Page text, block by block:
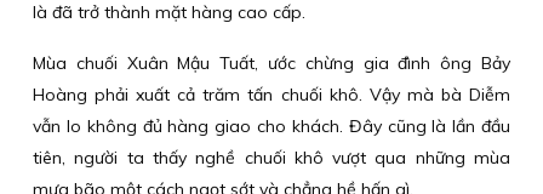
là đã trở thành mặt hàng cao cấp.
Mùa chuối Xuân Mậu Tuất, ước chừng gia đình ông Bảy
Hoàng phải xuất cả trăm tấn chuối khô. Vậy mà bà Diễm
vẫn lo không đủ hàng giao cho khách. Đây cũng là lần đầu
tiên, người ta thấy nghề chuối khô vượt qua những mùa
mưa bão một cách ngọt sớt và chẳng hề hấn gì.